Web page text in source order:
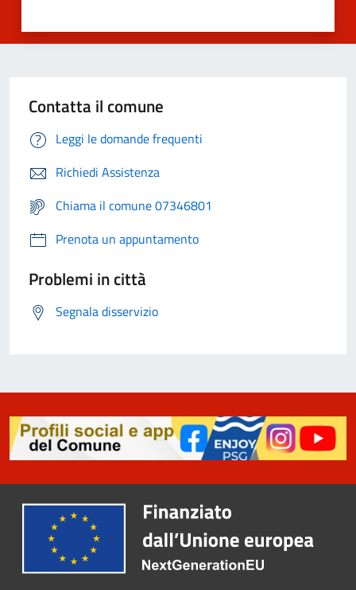
Contatta il comune
Leggi le domande frequenti
Richiedi Assistenza
Chiama il comune 07346801
Prenota un appuntamento
Problemi in città
Segnala disservizio